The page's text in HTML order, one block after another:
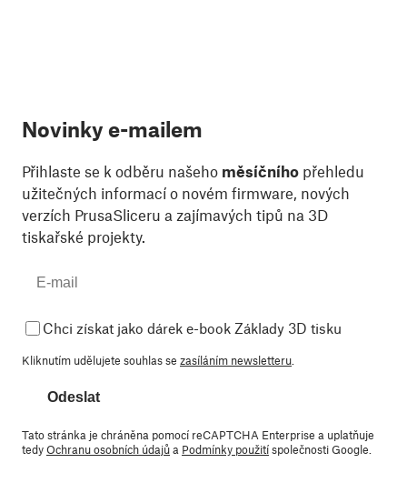
Novinky e-mailem
Přihlaste se k odběru našeho měsíčního přehledu
užitečných informací o novém firmware, nových
verzích PrusaSliceru a zajímavých tipů na 3D
tiskařské projekty.
Chci získat jako dárek e-book Základy 3D tisku
Kliknutím udělujete souhlas se zasíláním newsletteru
Odeslat
Tato stránka je chráněna pomocí reCAPTCHA Enterprise a uplatňuje
tedyOchranu osobních údajůa Podmínky použitíspolečnosti Google.